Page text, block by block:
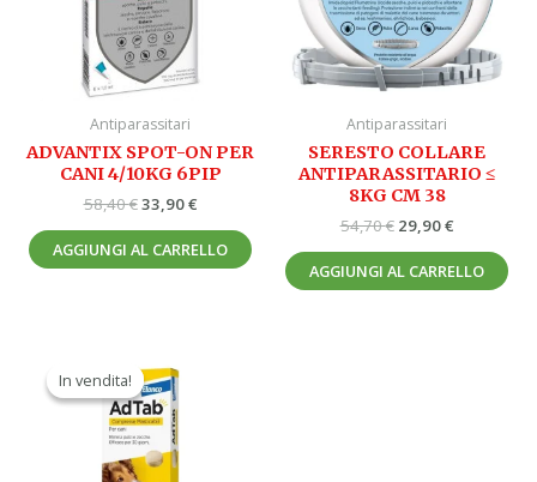
Antiparassitari
ADVANTIX SPOT-ON PER
CANI 4/10KG 6PIP
58,40€33,90€
AGGIUNGI AL CARRELLO
Antiparassitari
SERESTO COLLARE
ANTIPARASSITARIO ≤
8KG CM 38
54,70€ 29,90€
AGGIUNGI AL CARRELLO
In vendita!
In vendita!
prezzo
originale
era:
47,90 €.